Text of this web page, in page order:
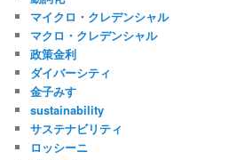
マイクロ・クレデンシャル
マクロ・クレデンシャル
政策金利
ダイバーシティ
金子みすゞ
sustainability
サステナビリティ
ロッシーニ